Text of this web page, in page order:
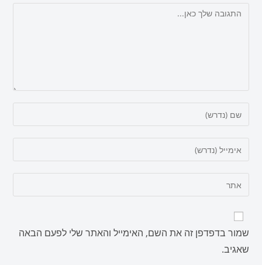
שמור בדפדפן זה את השם, האימייל והאתר שלי לפעם הבאה
שאגיב.